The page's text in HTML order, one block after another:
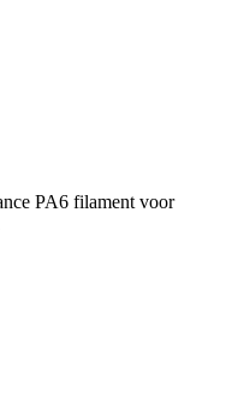
PA6 filament voor